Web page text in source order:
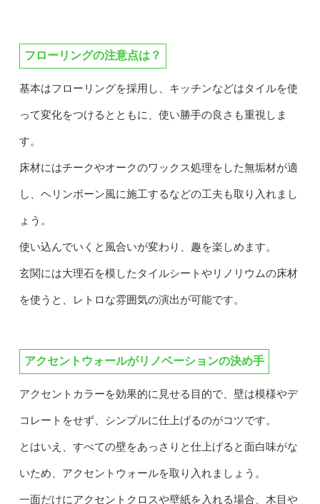
フローリングの注意点は？
基本はフローリングを採用し、キッチンなどはタイルを使
って変化をつけるとともに、使い勝手の良さも重視しま
す。
床材にはチークやオークのワックス処理をした無垢材が適
し、ヘリンボーン風に施工するなどの工夫も取り入れまし
ょう。
使い込んでいくと風合いが変わり、趣を楽しめます。
玄関には大理石を模したタイルシートやリノリウムの床材
を使うと、レトロな雰囲気の演出が可能です。
アクセントウォールがリノベーションの決め手
アクセントカラーを効果的に見せる目的で、壁は模様やデ
コレートをせず、シンプルに仕上げるのがコツです。
とはいえ、すべての壁をあっさりと仕上げると面白味がな
いため、アクセントウォールを取り入れましょう。
一面だけにアクセントクロスや壁紙を入れる場合、木目や